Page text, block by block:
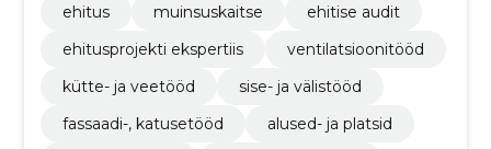
ehitus
muinsuskaitse
ehitise audit
ehitusprojekti ekspertiis
ventilatsioonitööd
kütte- ja veetööd
sise- ja välistööd
fassaadi-, katusetööd
alused- ja platsid